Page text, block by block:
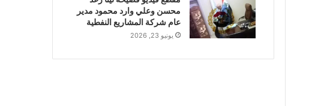
محسن وعلي وارد محمود مدير
عام شركة المشاريع النفطية
يونيو 23, 2026